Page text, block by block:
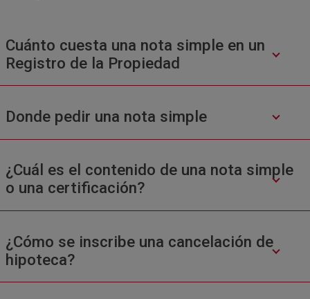
Cuánto cuesta una nota simple en un
Registro de la Propiedad
Donde pedir una nota simple
¿Cuál es el contenido de una nota simple
o una certificación?
¿Cómo se inscribe una cancelación de
hipoteca?